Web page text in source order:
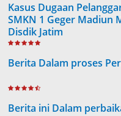
Kasus Dugaan
SMKN 1 Geger Madiun
Disdik Jatim
Berita Dalam proses
Berita ini Dalam